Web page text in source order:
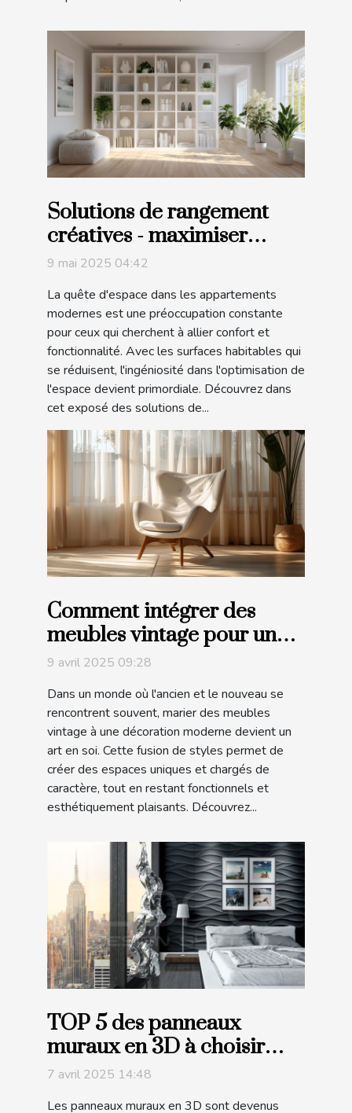
Solutions de rangement
créatives - maximiser
l'espace dans les
appartements modernes
9 mai 2025 04:42
La quête d'espace dans les appartements
modernes est une préoccupation constante
pour ceux qui cherchent à allier confort et
fonctionnalité. Avec les surfaces habitables qui
se réduisent, l'ingéniosité dans l'optimisation de
l'espace devient primordiale. Découvrez dans
cet exposé des solutions de...
Comment intégrer des
meubles vintage pour une
décoration moderne
9 avril 2025 09:28
Dans un monde où l'ancien et le nouveau se
rencontrent souvent, marier des meubles
vintage à une décoration moderne devient un
art en soi. Cette fusion de styles permet de
créer des espaces uniques et chargés de
caractère, tout en restant fonctionnels et
esthétiquement plaisants. Découvrez...
TOP 5 des panneaux
muraux en 3D à choisir
pour un intérieur design !
7 avril 2025 14:48
Les panneaux muraux en 3D sont devenus